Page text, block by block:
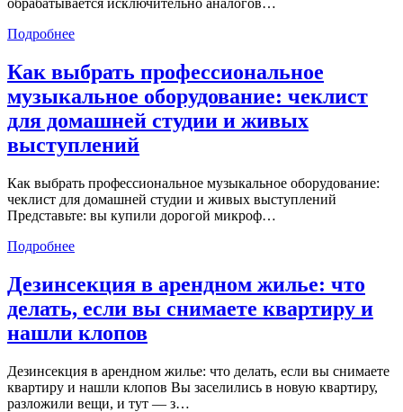
обрабатывается исключительно аналогов…
Подробнее
Как выбрать профессиональное
музыкальное оборудование: чеклист
для домашней студии и живых
выступлений
Как выбрать профессиональное музыкальное оборудование:
чеклист для домашней студии и живых выступлений
Представьте: вы купили дорогой микроф…
Подробнее
Дезинсекция в арендном жилье: что
делать, если вы снимаете квартиру и
нашли клопов
Дезинсекция в арендном жилье: что делать, если вы снимаете
квартиру и нашли клопов Вы заселились в новую квартиру,
разложили вещи, и тут — з…